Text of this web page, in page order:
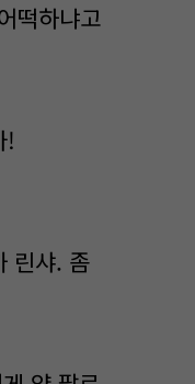
떡하냐고
!
린샤. 좀